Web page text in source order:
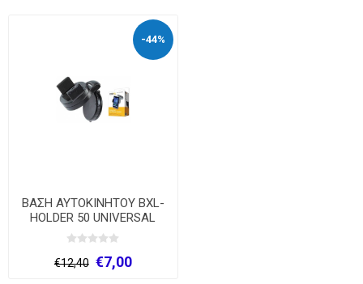
-44%
ΒΑΣΗ ΑΥΤΟΚΙΝΗΤΟΥ BXL-
HOLDER 50 UNIVERSAL
PHONE
€12,40 €7,00